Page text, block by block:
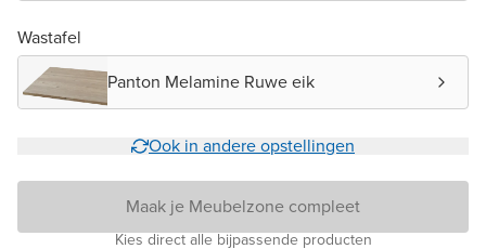
Wastafel
Panton Melamine Ruwe eik
Ook in andere opstellingen
Maak je Meubelzone compleet
Kies direct alle bijpassende producten